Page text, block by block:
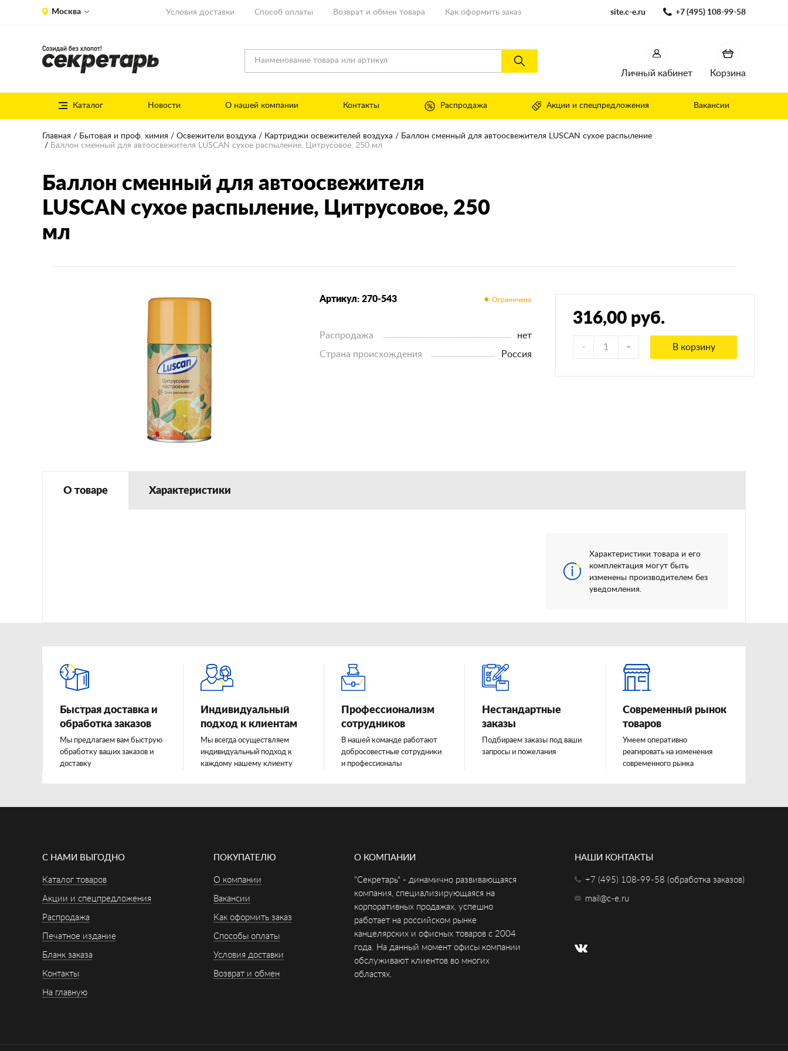
Москва Условия доставки Способ оплаты Возврат и обмен товара Как оформить заказ site.c-e.ru +7 (495) 108-99-58
Личный кабинет Корзина
Каталог Новости О нашей компании Контакты Распродажа Акции и спецпредложения Вакансии
Главная Бытовая и проф. химия Освежители воздуха Картриджи освежителей воздуха
Баллон сменный для автоосвежителя LUSCAN сухое распыление
Баллон сменный для автоосвежителя LUSCAN сухое распыление, Цитрусовое, 250 мл
Баллон сменный для автоосвежителя
LUSCAN сухое распыление, Цитрусовое, 250
мл
Артикул: 270-543
Распродажа
нет
Страна происхождения
россия
316,00 руб.
В корзину
О товаре Характеристики
Характеристики товара и его
комплектация могут быть
изменены производителем без
уведомления.
Быстрая доставка и
обработка заказов
Мы предлагаем вам быструю
обработку ваших заказов и
доставку
Индивидуальный
подход к клиентам
Мы всегда осуществляем
индивидуальный подход к
каждому нашему клиенту
Профессионализм
сотрудников
В нашей команде работают
добросовестные сотрудники
и профессионалы
Нестандартные
заказы
Подбираем заказы под ваши
запросы и пожелания
Современный рынок
товаров
Умеем оперативно
реагировать на изменения
современного рынка
С НАМИ ВЫГОДНО
Каталог товаров
Акции и спецпредложения
Распродажа
Печатное издание
Бланк заказа
Контакты
На главную
ПОКУПАТЕЛЮ
О компании
Вакансии
Как оформить заказ
Способы оплаты
Условия доставки
Возврат и обмен
О КОМПАНИИ
"Секретарь" - динамично развивающаяся
компания, специализирующаяся на
корпоративных продажах, успешно
работает на российском рынке
канцелярских и офисных товаров с 2004
года. На данный момент офисы компании
обслуживают клиентов во многих
областях.
НАШИ КОНТАКТЫ
+7 (495) 108-99-58 (обработка заказов)
mail@c-e.ru